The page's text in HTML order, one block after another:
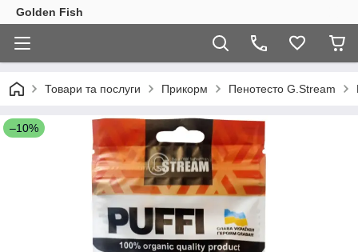
Golden Fish
Товари та послуги Прикорм Пенотесто G.Stream
–10%